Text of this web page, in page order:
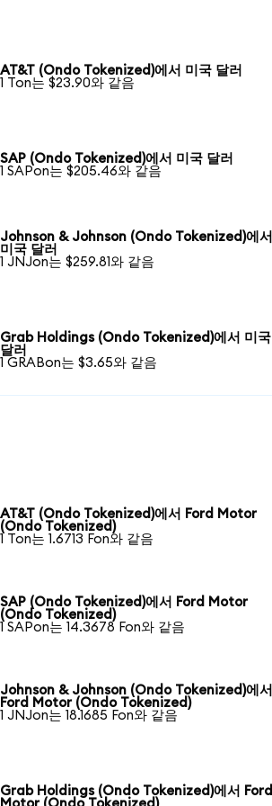
AT&T (Ondo Tokenized)에서 미국 달러
1 Ton는 $23.90와 같음
SAP (Ondo Tokenized)에서 미국 달러
1 SAPon는 $205.46와 같음
Johnson & Johnson (Ondo Tokenized)에서
미국 달러
1 JNJon는 $259.81와 같음
Grab Holdings (Ondo Tokenized)에서 미국
달러
1 GRABon는 $3.65와 같음
AT&T (Ondo Tokenized)에서 Ford Motor
(Ondo Tokenized)
1 Ton는 1.6713 Fon와 같음
SAP (Ondo Tokenized)에서 Ford Motor
(Ondo Tokenized)
1 SAPon는 14.3678 Fon와 같음
Johnson & Johnson (Ondo Tokenized)에서
Ford Motor (Ondo Tokenized)
1 JNJon는 18.1685 Fon와 같음
Grab Holdings (Ondo Tokenized)에서 Ford